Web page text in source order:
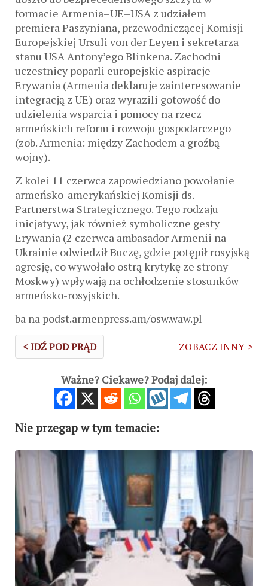
formacie Armenia–UE–USA z udziałem
premiera Paszyniana, przewodniczącej Komisji
Europejskiej Ursuli von der Leyen i sekretarza
stanu USA Antony’ego Blinkena. Zachodni
uczestnicy poparli europejskie aspiracje
Erywania (Armenia deklaruje zainteresowanie
integracją z UE) oraz wyrazili gotowość do
udzielenia wsparcia i pomocy na rzecz
armeńskich reform i rozwoju gospodarczego
(zob. Armenia: między Zachodem a groźbą
wojny).
Z kolei 11 czerwca zapowiedziano powołanie
armeńsko-amerykańskiej Komisji ds.
Partnerstwa Strategicznego. Tego rodzaju
inicjatywy, jak również symboliczne gesty
Erywania (2 czerwca ambasador Armenii na
Ukrainie odwiedził Buczę, gdzie potępił rosyjską
agresję, co wywołało ostrą krytykę ze strony
Moskwy) wpływają na ochłodzenie stosunków
armeńsko-rosyjskich.
ba na podst.armenpress.am/osw.waw.pl
< IDŹ POD PRĄD ZOBACZ INNY >
Ważne? Ciekawe? Podaj dalej:
Nie przegap w tym temacie: